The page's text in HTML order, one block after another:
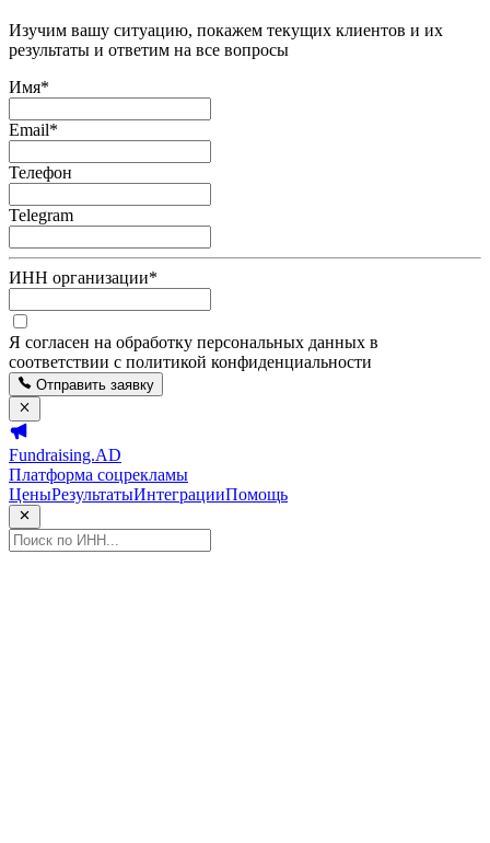
Изучим вашу ситуацию, покажем текущих клиентов и их
результаты и ответим на все вопросы
Имя*
Email*
Телефон
Telegram
ИНН организации*
Я согласен на обработку персональных данных в
соответствии с политикой конфиденциальности
Отправить заявку
Fundraising.AD
Платформа соцрекламы
ЦеныРезультатыИнтеграцииПомощь